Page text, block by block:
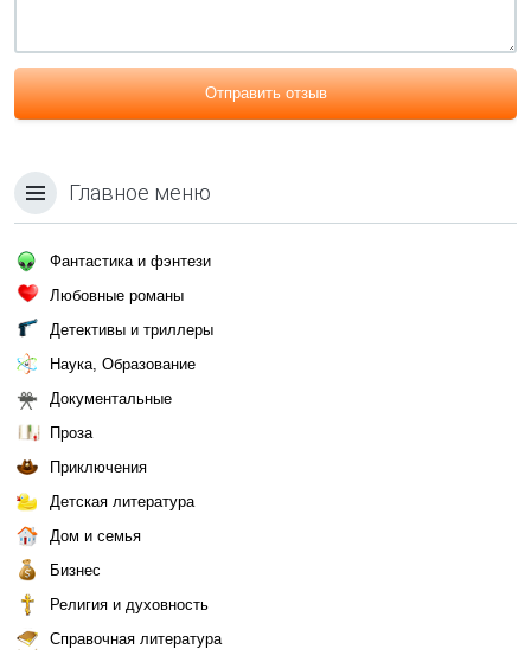
Отправить отзыв
Главное меню
Фантастика и фэнтези
Любовные романы
Детективы и триллеры
Наука, Образование
Документальные
Проза
Приключения
Детская литература
Дом и семья
Бизнес
Религия и духовность
Справочная литература